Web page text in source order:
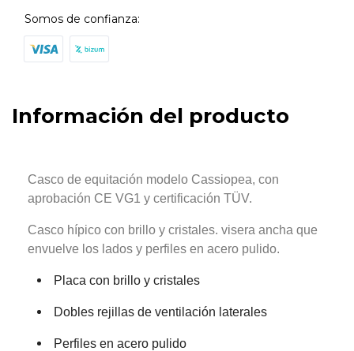
Somos de confianza:
Información del producto
Casco de equitación modelo Cassiopea, con
aprobación CE VG1 y certificación TÜV.
Casco hípico con brillo y cristales. visera ancha que
envuelve los lados y perfiles en acero pulido.
Placa con brillo y cristales
Dobles rejillas de ventilación laterales
Perfiles en acero pulido